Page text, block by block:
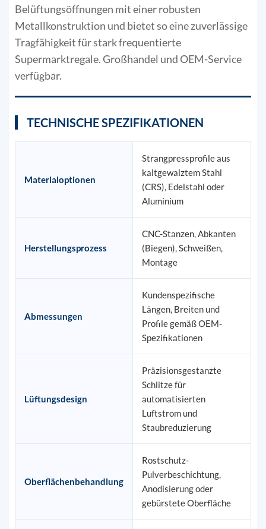
Belüftungsöffnungen mit einer robusten
Metallkonstruktion und bietet so eine zuverlässige
Tragfähigkeit für stark frequentierte
Supermarktregale. Großhandel und OEM-Service
verfügbar.
TECHNISCHE SPEZIFIKATIONEN
Materialoptionen
Strangpressprofile aus
kaltgewalztem Stahl
(CRS), Edelstahl oder
Aluminium
Herstellungsprozess
CNC-Stanzen, Abkanten
(Biegen), Schweißen,
Montage
Abmessungen
Kundenspezifische
Längen, Breiten und
Profile gemäß OEM-
Spezifikationen
Lüftungsdesign
Präzisionsgestanzte
Schlitze für
automatisierten
Luftstrom und
Staubreduzierung
Oberflächenbehandlung
Rostschutz-
Pulverbeschichtung,
Anodisierung oder
gebürstete Oberfläche